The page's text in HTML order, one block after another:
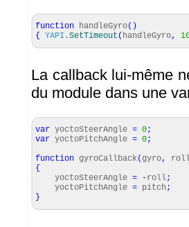
function handleGyro( )
{
YAPI .SetTimeout ( handleGyro,
La callback lui-même
du module dans une
var yoctoSteerAngle = 0;
var yoctoPitchAngle = 0;
function gyroCallback( gyro,
{
yoctoSteerAngle = -roll;
yoctoPitchAngle = pitch ;
}